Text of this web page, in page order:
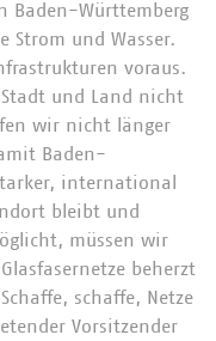
Baden-Württemberg
Strom und Wasser.
voraus.
und Land nicht
wir nicht länger
Baden-
international
bleibt und
müssen wir
beherzt
schaffe, Netze
Vorsitzender